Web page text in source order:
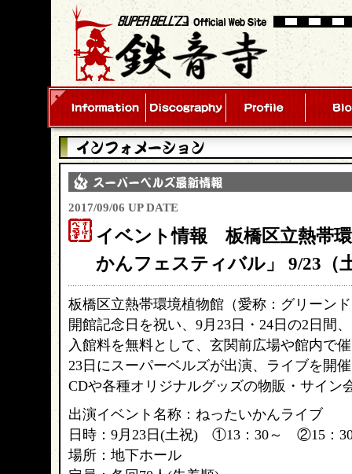
2017/09/06 UP DATE
イベント情報 板橋区立熱帯
かんフェスティバル」 9/23（
板橋区立熱帯環境植物館（愛称：グリーン
開館記念日を祝い、9月23日・24日の2日間、
入館料を無料として、玄関前広場や館内で
23日にスーパーベルズが出演、ライブを開
CDや各種オリジナルグッズの物販・サイン
出演イベント名称：ねったいかんライブ
日時：9月23日(土祝) ①13：30～ ②15：
場所：地下ホール